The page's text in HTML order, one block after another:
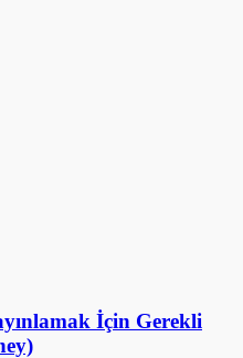
İçin Gerekli